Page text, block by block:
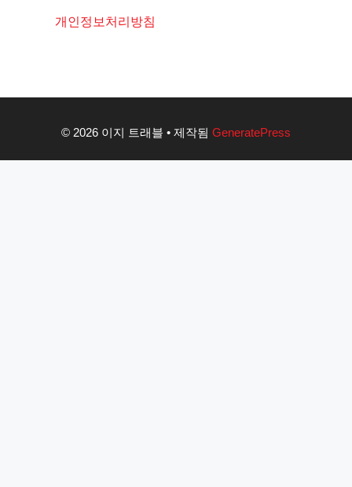
개인정보처리방침
© 2026 이지 트래블 • 제작됨 GeneratePress